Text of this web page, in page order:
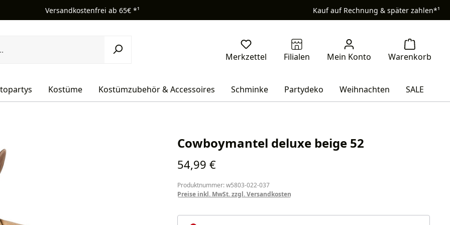
Versandkostenfrei ab 65€ *¹ Kauf auf Rechnung & später zahlen*¹
Kostüme Kostümzubehör & Accessoires Schminke Partydeko Weihnachten SALE
Cowboymantel deluxe beige 52
Regulärer Preis:
54,99 €
Produktnummer: w5803-022-037
Preise inkl. MwSt. zzgl. Versandkosten